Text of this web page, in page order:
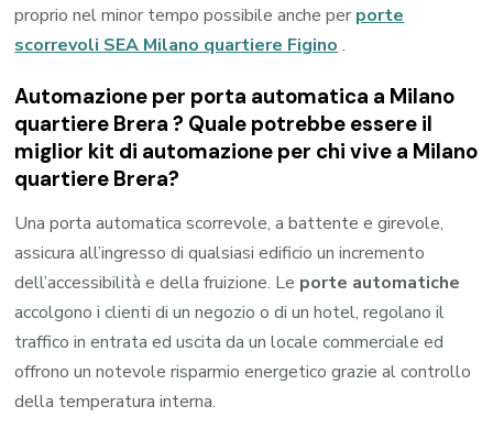
proprio nel minor tempo possibile anche per porte
scorrevoli SEA Milano quartiere Figino.
Automazione per porta automatica a Milano
quartiere Brera ? Quale potrebbe essere il
miglior kit di automazione per chi vive a Milano
quartiere Brera?
Una porta automatica scorrevole, a battente e girevole,
assicura all’ingresso di qualsiasi edificio un incremento
dell’accessibilità e della fruizione. Le porte automatiche
accolgono i clienti di un negozio o di un hotel, regolano il
traffico in entrata ed uscita da un locale commerciale ed
offrono un notevole risparmio energetico grazie al controllo
della temperatura interna.